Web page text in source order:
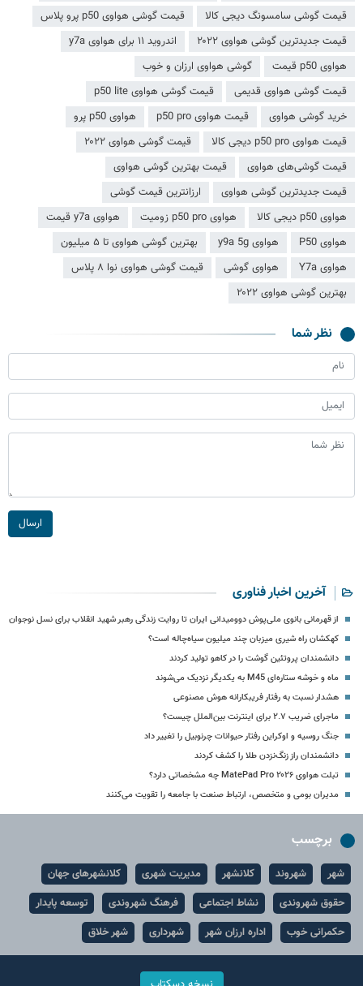
قیمت گوشی سامسونگ دیجی کالا
قیمت گوشی هواوی p50 پرو پلاس
قیمت جدیدترین گوشی هواوی ۲۰۲۲
اندروید ۱۱ برای هواوی y7a
هواوی p50 قیمت
گوشی هواوی ارزان و خوب
قیمت گوشی هواوی قدیمی
قیمت گوشی هواوی p50 lite
خرید گوشی هواوی
قیمت هواوی p50 pro
هواوی p50 پرو
قیمت هواوی p50 pro دیجی کالا
قیمت گوشی هواوی ۲۰۲۲
قیمت گوشی‌های هواوی
قیمت بهترین گوشی هواوی
قیمت جدیدترین گوشی هواوی
ارزانترین قیمت گوشی
هواوی p50 دیجی کالا
هواوی p50 pro زومیت
هواوی y7a قیمت
هواوی P50
هواوی y9a 5g
بهترین گوشی هواوی تا ۵ میلیون
هواوی Y7a
هواوی گوشی
قیمت گوشی هواوی نوا ۸ پلاس
بهترین گوشی هواوی ۲۰۲۲
نظر شما
ارسال
آخرین اخبار فناوری
از قهرمانی بانوی ملی‌پوش دوومیدانی ایران تا روایت زندگی رهبر شهید انقلاب برای نسل نوجوان
کهکشان راه شیری میزبان چند میلیون سیاه‌چاله است؟
دانشمندان پروتئین گوشت را در کاهو تولید کردند
ماه و خوشه ستاره‌ای M45 به یکدیگر نزدیک می‏‌شوند
هشدار نسبت به رفتار فریبکارانه هوش مصنوعی
ماجرای ضریب ۲.۷ برای اینترنت بین‌الملل چیست؟
جنگ روسیه و اوکراین رفتار حیوانات چرنوبیل را تغییر داد
دانشمندان راز زنگ‌نزدن طلا را کشف کردند
تبلت هواوی MatePad Pro ۲۰۲۶ چه مشخصاتی دارد؟
مدیران بومی و متخصص، ارتباط صنعت با جامعه را تقویت می‌کنند
برچسب
شهر شهروند کلانشهر مدیریت شهری
کلانشهرهای جهان
حقوق شهروندی
نشاط اجتماعی فرهنگ شهروندی
توسعه پایدار
حکمرانی خوب
اداره ارزان شهر شهرداری شهر خلاق